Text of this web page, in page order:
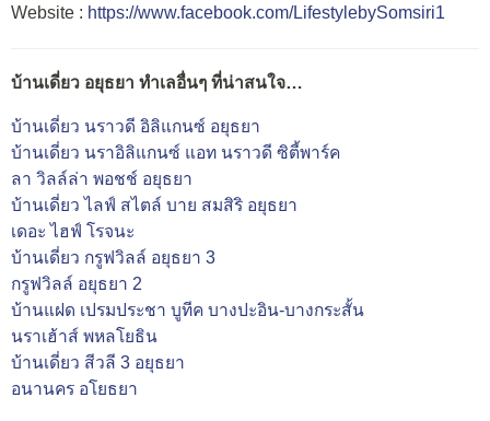
Website : https://www.facebook.com/LifestylebySomsiri1
บ้านเดี่ยว อยุธยา ทำเลอื่นๆ ที่น่าสนใจ…
บ้านเดี่ยว นราวดี อิลิแกนซ์ อยุธยา
บ้านเดี่ยว นราอิลิแกนซ์ แอท นราวดี ซิตี้พาร์ค
ลา วิลล์ล่า พอชช์ อยุธยา
บ้านเดี่ยว ไลฟ์ สไตล์ บาย สมสิริ อยุธยา
เดอะ ไฮฟ์ โรจนะ
บ้านเดี่ยว กรูฟวิลล์ อยุธยา 3
กรูฟวิลล์ อยุธยา 2
บ้านแฝด เปรมประชา บูทีค บางปะอิน-บางกระสั้น
นราเฮ้าส์ พหลโยธิน
บ้านเดี่ยว สีวลี 3 อยุธยา
อนานคร อโยธยา